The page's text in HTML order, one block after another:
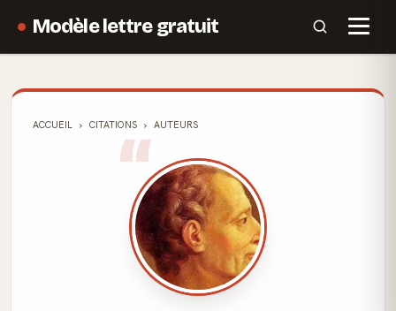
Modèle lettre gratuit
ACCUEIL CITATIONS AUTEURS